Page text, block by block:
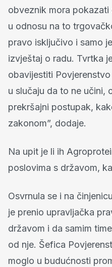
obveznik mora
u odnosu na to
pravo isključivo i samo
izvještaj o radu. Tvrtka
obavijestiti
u slučaju da to ne učini,
prekršajni postupak,
zakonom”, dodaje.
Na upit je li ih
poslovima s državom,
Osvrnula se i na
je prenio upravljačka
državom i da samim
od nje. Šefica
moglo u budućnosti